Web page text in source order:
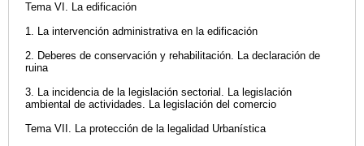
Tema VI. La edificación
1. La intervención administrativa en la edificación
2. Deberes de conservación y rehabilitación. La declaración de
ruina
3. La incidencia de la legislación sectorial. La legislación
ambiental de actividades. La legislación del comercio
Tema VII. La protección de la legalidad Urbanística